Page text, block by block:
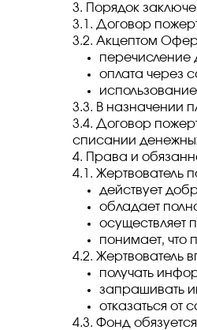
3. Порядок
3.1. Договор
3.2. Акцептом
перечисление
оплата через
3.3. В назначении
3.4. Договор
списании
4. Права и
4.1. Жертвователь
действует
обладает
осуществляет
понимает, что
4.2. Жертвователь
получать
запрашивать
отказаться от
4.3. Фонд